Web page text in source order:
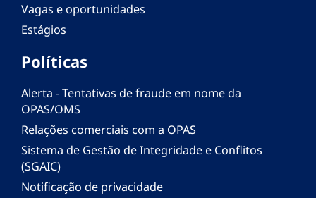
Vagas e oportunidades
Estágios
Políticas
Alerta - Tentativas de fraude em nome da
OPAS/OMS
Relações comerciais com a OPAS
Sistema de Gestão de Integridade e Conflitos
(SGAIC)
Notificação de privacidade